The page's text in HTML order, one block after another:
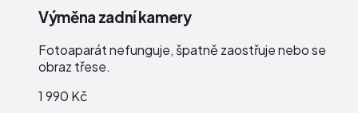
Výměna zadní kamery
Fotoaparát nefunguje, špatně zaostřuje nebo se
obraz třese.
1 990 Kč